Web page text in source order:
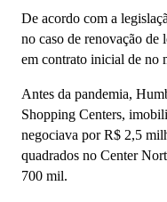
De acordo com a
no caso de renovação de
em contrato inicial de no
Antes da pandemia,
Shopping Centers,
negociava por R$ 2,5
quadrados no Center
700 mil.